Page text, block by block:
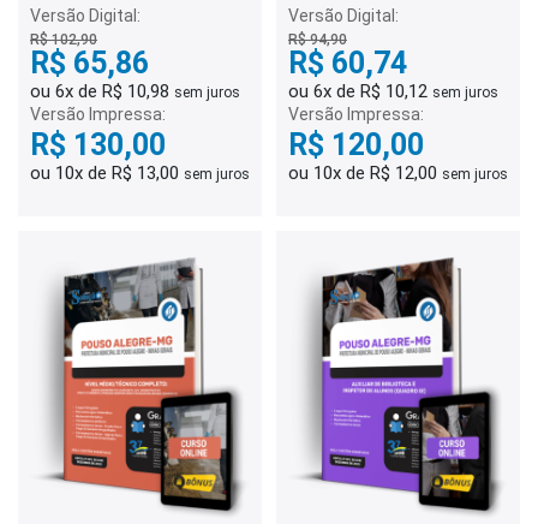
(Quadro VII)
Versão Digital:
R$ 102,90
R$ 65,86
ou 6x de R$ 10,98 sem juros
Versão Impressa:
R$ 130,00
ou 10x de R$ 13,00 sem juros
Infantil e 1º ao 5º Ano
(Quadro V)
Versão Digital:
R$ 94,90
R$ 60,74
ou 6x de R$ 10,12 sem juros
Versão Impressa:
R$ 120,00
ou 10x de R$ 12,00 sem juros